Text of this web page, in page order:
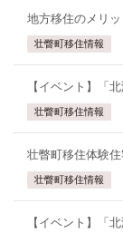
地方移住のメリ
壮瞥町移住情報
【イベント】「
壮瞥町移住情報
壮瞥町移住体験
壮瞥町移住情報
【イベント】「